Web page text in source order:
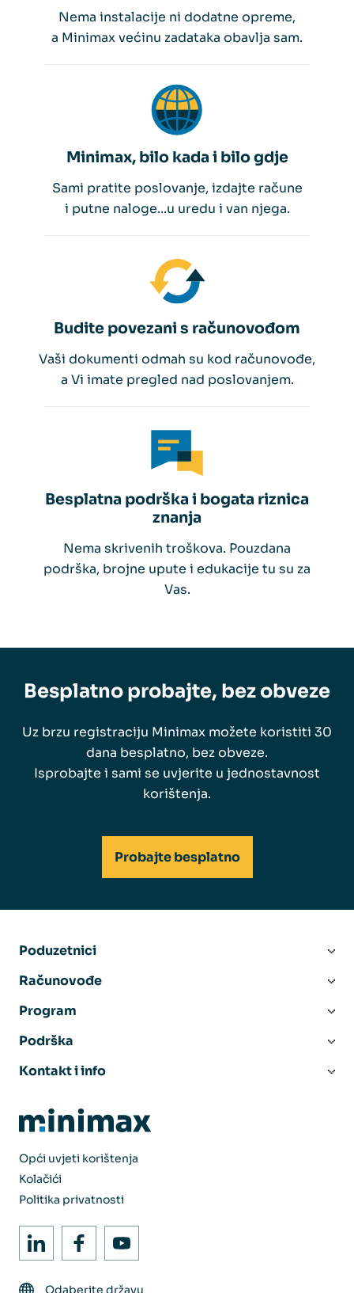
Nema instalacije ni dodatne opreme,
a Minimax većinu zadataka obavlja sam.
Minimax, bilo kada i bilo gdje
Sami pratite poslovanje, izdajte račune
i putne naloge...u uredu i van njega.
Budite povezani s računovođom
Vaši dokumenti odmah su kod računovođe,
a Vi imate pregled nad poslovanjem.
Besplatna podrška i bogata riznica
znanja
Nema skrivenih troškova. Pouzdana
podrška, brojne upute i edukacije tu su za
Vas.
Besplatno probajte, bez obveze
Uz brzu registraciju Minimax možete koristiti 30
dana besplatno, bez obveze.
Isprobajte i sami se uvjerite u jednostavnost
korištenja.
Probajte besplatno
Poduzetnici
Računovođe
Program
Podrška
Kontakt i info
Opći uvjeti korištenja
Kolačići
Politika privatnosti
Odaberite državu